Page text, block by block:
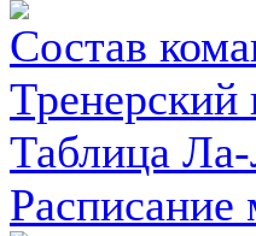
Состав
Тренерский
Таблица
Расписание